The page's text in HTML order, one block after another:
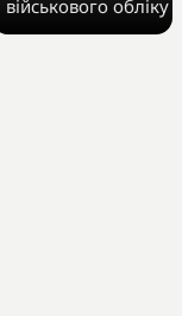
військового обліку